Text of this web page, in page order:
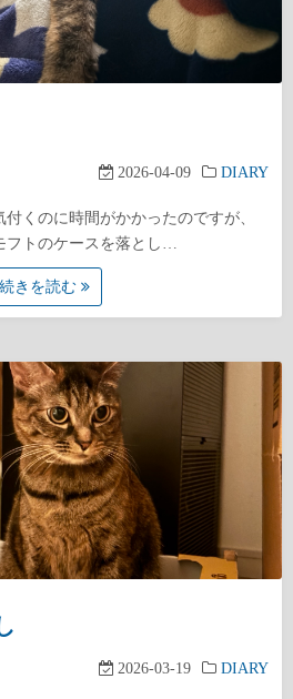
2026-04-09 DIARY
くのに時間がかかったのですが、
フトのケースを落とし…
続きを読む
2026-03-19 DIARY